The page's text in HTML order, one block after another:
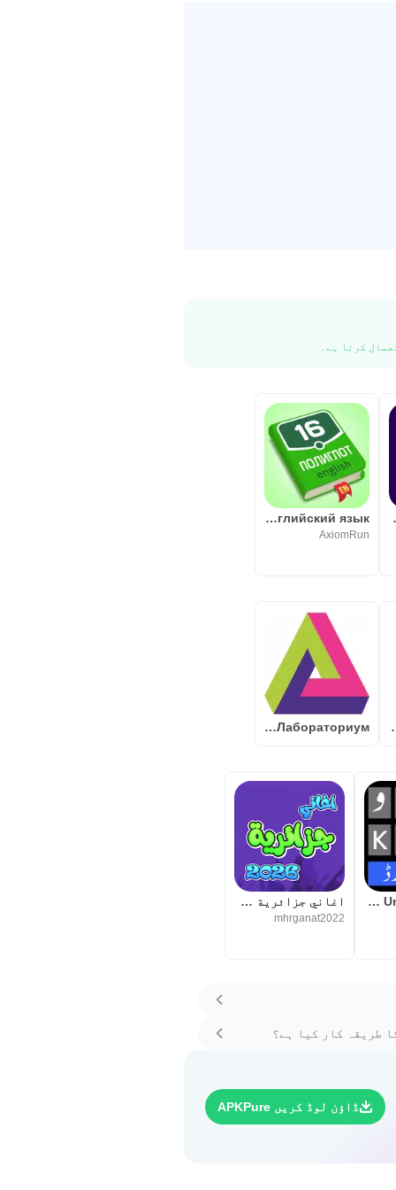
Полиглот 16. Английский язык
AxiomRun
AR Лабораториум
Urdu Keyboard – اردو کی بورڈ‎ اغاني جزائرية 2026 بدون انترنت
mhrganat2022
طریقہ کار کیا ہے؟
ڈاؤن لوڈ کریں APKPure